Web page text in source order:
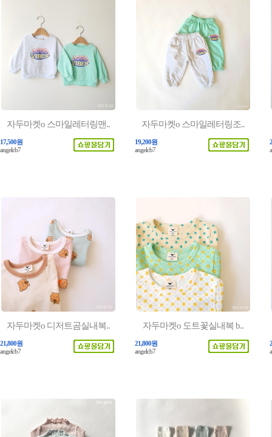
자두마켓o 스마일레터링맨..
17,500원
angelcb7
자두마켓o 스마일레터링조..
19,200원
angelcb7
자두마켓o 디저트곰실내복..
21,800원
angelcb7
자두마켓o 도트꽃실내복 b..
21,800원
angelcb7